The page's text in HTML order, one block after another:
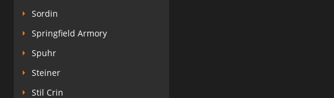
Sordin
Springfield Armory
Spuhr
Steiner
Stil Crin